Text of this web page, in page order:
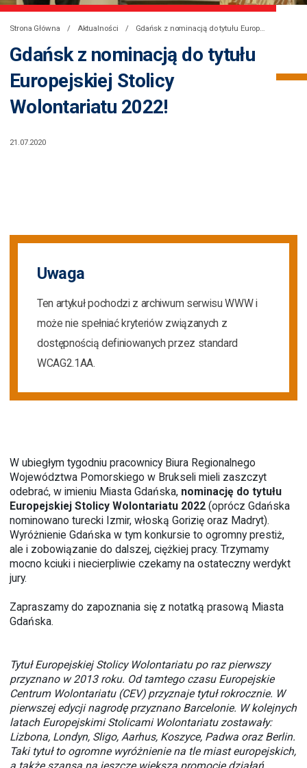
Strona Główna Aktualności
Gdańsk z nominacją do tytułu
Europejskiej Stolicy
Wolontariatu 2022!
21.07.2020
Uwaga
Ten artykuł pochodzi z archiwum serwisu WWW i
może nie spełniać kryteriów związanych z
dostępnością definiowanych przez standard
WCAG2.1AA.
W ubiegłym tygodniu pracownicy Biura Regionalnego
Województwa Pomorskiego w Brukseli mieli zaszczyt
odebrać, w imieniu Miasta Gdańska, nominację do tytułu
Europejskiej Stolicy Wolontariatu 2022 (oprócz Gdańska
nominowano turecki Izmir, włoską Gorizię oraz Madryt).
Wyróżnienie Gdańska w tym konkursie to ogromny prestiż,
ale i zobowiązanie do dalszej, ciężkiej pracy. Trzymamy
mocno kciuki i niecierpliwie czekamy na ostateczny werdykt
jury.
Zapraszamy do zapoznania się z notatką prasową Miasta
Gdańska.
Tytuł Europejskiej Stolicy Wolontariatu po raz pierwszy
przyznano w 2013 roku. Od tamtego czasu Europejskie
Centrum Wolontariatu (CEV) przyznaje tytuł rokrocznie. W
pierwszej edycji nagrodę przyznano Barcelonie. W kolejnych
latach Europejskimi Stolicami Wolontariatu zostawały:
Lizbona, Londyn, Sligo, Aarhus, Koszyce, Padwa oraz Berlin.
Taki tytuł to ogromne wyróżnienie na tle miast europejskich,
a także szansa na jeszcze większą promocję działań